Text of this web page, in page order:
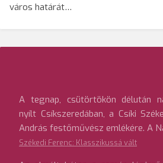
város határát…
A tegnap, csütörtökön délután
nyílt Csíkszeredában, a Csíki
András festőművész emlékére. A
Székedi Ferenc: Klasszikussá vált